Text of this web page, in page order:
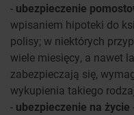
- ubezpieczenie
wpisaniem hipoteki do
polisy; w niektórych
wiele miesięcy, a nawet
zabezpieczają się,
wykupienia takiego
- ubezpieczenie na życie